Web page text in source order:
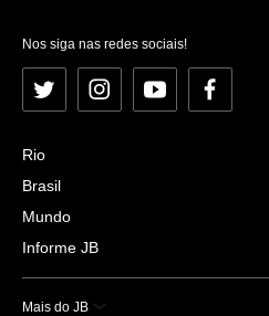
Nos siga nas redes sociais!
Twitter InstagramYouTubeFacebook
Rio
Brasil
Mundo
Informe JB
Mais do JB